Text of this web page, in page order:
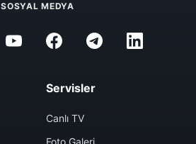
SOSYAL MEDYA
Servisler
Canlı TV